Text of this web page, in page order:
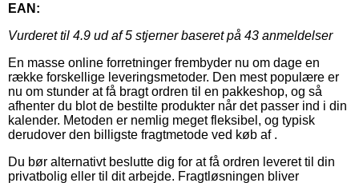
EAN:
Vurderet til 4.9 ud af 5 stjerner baseret på 43 anmeldelser
En masse online forretninger frembyder nu om dage en
række forskellige leveringsmetoder. Den mest populære er
nu om stunder at få bragt ordren til en pakkeshop, og så
afhenter du blot de bestilte produkter når det passer ind i din
kalender. Metoden er nemlig meget fleksibel, og typisk
derudover den billigste fragtmetode ved køb af .
Du bør alternativt beslutte dig for at få ordren leveret til din
privatbolig eller til dit arbejde. Fragtløsningen bliver